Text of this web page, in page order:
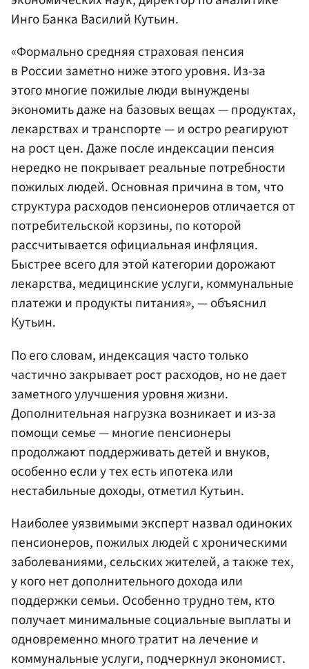
Инго Банка Василий Кутьин.
«Формально средняя страховая пенсия
в России заметно ниже этого уровня. Из-за
этого многие пожилые люди вынуждены
экономить даже на базовых вещах — продуктах,
лекарствах и транспорте — и остро реагируют
на рост цен. Даже после индексации пенсия
нередко не покрывает реальные потребности
пожилых людей. Основная причина в том, что
структура расходов пенсионеров отличается от
потребительской корзины, по которой
рассчитывается официальная инфляция.
Быстрее всего для этой категории дорожают
лекарства, медицинские услуги, коммунальные
платежи и продукты питания», — объяснил
Кутьин.
По его словам, индексация часто только
частично закрывает рост расходов, но не дает
заметного улучшения уровня жизни.
Дополнительная нагрузка возникает и из-за
помощи семье — многие пенсионеры
продолжают поддерживать детей и внуков,
особенно если у тех есть ипотека или
нестабильные доходы, отметил Кутьин.
Наиболее уязвимыми эксперт назвал одиноких
пенсионеров, пожилых людей с хроническими
заболеваниями, сельских жителей, а также тех,
у кого нет дополнительного дохода или
поддержки семьи. Особенно трудно тем, кто
получает минимальные социальные выплаты и
одновременно много тратит на лечение и
коммунальные услуги, подчеркнул экономист.